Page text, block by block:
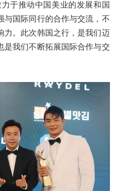
于推动中国美业的发展和国
与国际同行的合作与交流，不
力。此次韩国之行，是我们迈
是我们不断拓展国际合作与交